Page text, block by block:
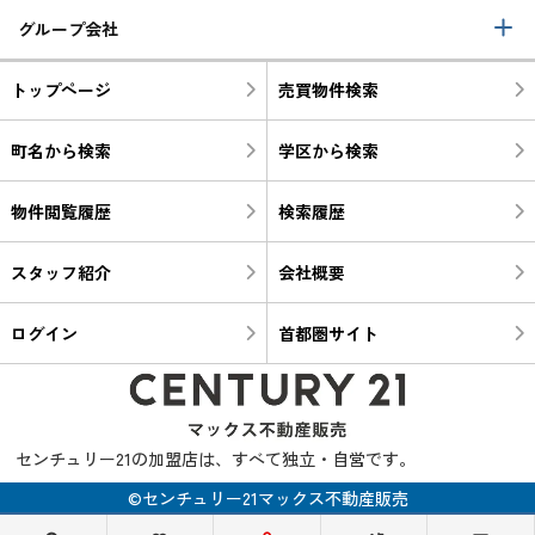
グループ会社
トップページ 売買物件検索
町名から検索 学区から検索
物件閲覧履歴 検索履歴
スタッフ紹介 会社概要
ログイン 首都圏サイト
センチュリー21の加盟店は、すべて独立・自営です。
©センチュリー21マックス不動産販売